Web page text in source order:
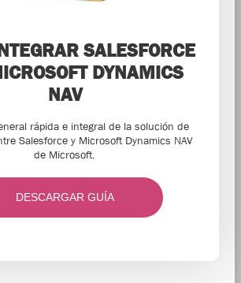
SALESFORCE
DYNAMICS
NAV
rápida e integral de la solución de
Salesforce y Microsoft Dynamics NAV
de Microsoft.
DESCARGAR GUÍA